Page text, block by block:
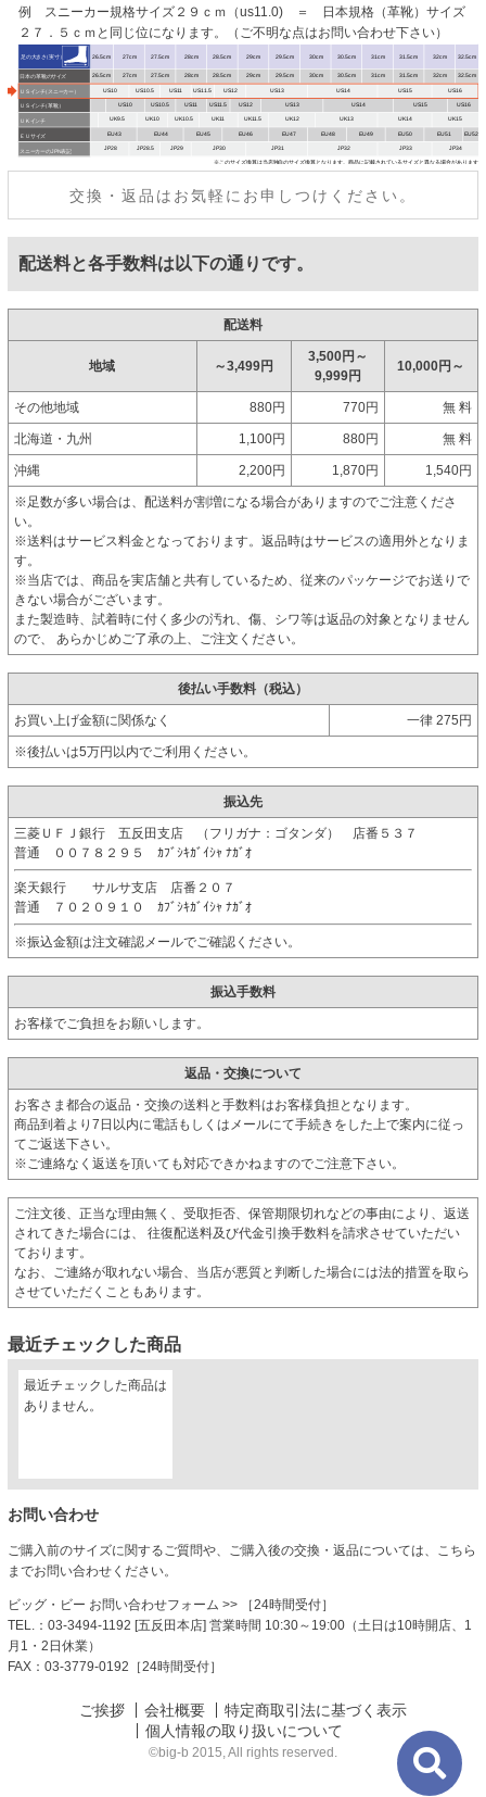
交換・返品はお気軽にお申しつけください。
例 スニーカー規格サイズ２９ｃｍ（us11.0) ＝ 日本規格（革靴）サイズ
２７．５ｃｍと同じ位になります。（ご不明な点はお問い合わせ下さい）
配送料と各手数料は以下の通りです。
配送料
地域 ～3,499円
3,500円～
9,999円
10,000円～
その他地域 880円 770円 無 料
北海道・九州 1,100円 880円 無 料
沖縄 2,200円 1,870円 1,540円
※足数が多い場合は、配送料が割増になる場合がありますのでご注意くださ
い。
※送料はサービス料金となっております。返品時はサービスの適用外となりま
す。
※当店では、商品を実店舗と共有しているため、従来のパッケージでお送りで
きない場合がございます。
また製造時、試着時に付く多少の汚れ、傷、シワ等は返品の対象となりません
ので、 あらかじめご了承の上、ご注文ください。
後払い手数料（税込）
お買い上げ金額に関係なく 一律 275円
※後払いは5万円以内でご利用ください。
振込先
三菱ＵＦＪ銀行 五反田支店 （フリガナ：ゴタンダ） 店番５３７
普通 ００７８２９５ ｶﾌﾞｼｷｶﾞｲｼｬ ﾅｶﾞｵ
楽天銀行 サルサ支店 店番２０７
普通 ７０２０９１０ ｶﾌﾞｼｷｶﾞｲｼｬ ﾅｶﾞｵ
※振込金額は注文確認メールでご確認ください。
振込手数料
お客様でご負担をお願いします。
返品・交換について
お客さま都合の返品・交換の送料と手数料はお客様負担となります。
商品到着より7日以内に電話もしくはメールにて手続きをした上で案内に従っ
てご返送下さい。
※ご連絡なく返送を頂いても対応できかねますのでご注意下さい。
ご注文後、正当な理由無く、受取拒否、保管期限切れなどの事由により、返送
されてきた場合には、 往復配送料及び代金引換手数料を請求させていただい
ております。
なお、ご連絡が取れない場合、当店が悪質と判断した場合には法的措置を取ら
させていただくこともあります。
最近チェックした商品
最近チェックした商品は
ありません。
お問い合わせ
ご購入前のサイズに関するご質問や、ご購入後の交換・返品については、こちら
までお問い合わせください。
ビッグ・ビー お問い合わせフォーム >> ［24時間受付］
TEL.：03-3494-1192 [五反田本店] 営業時間 10:30～19:00（土日は10時開店、1
月1・2日休業）
FAX：03-3779-0192［24時間受付］
ご挨拶 会社概要
特定商取引法に基づく表示
個人情報の取り扱いについて
©big-b 2015, All rights reserved.